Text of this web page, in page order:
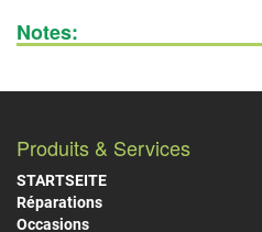
Notes:
Produits & Services
STARTSEITE
Réparations
Occasions